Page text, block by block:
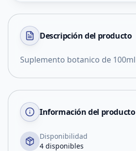
Descripción del producto
Suplemento botanico de 100ml
Información del producto
Disponibilidad
4 disponibles